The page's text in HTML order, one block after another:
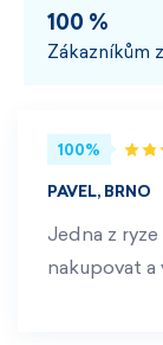
100 %
Zákazníkům
100%
PAVEL, BRNO
Jedna z
nakupovat a